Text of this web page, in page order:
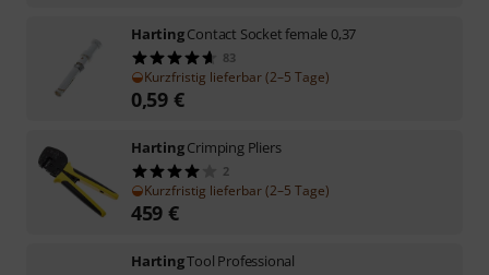
HartingContact Socket female 0,37
83
Kurzfristig lieferbar (2–5 Tage)
0,59 €
HartingCrimping Pliers
2
Kurzfristig lieferbar (2–5 Tage)
459 €
HartingTool Professional